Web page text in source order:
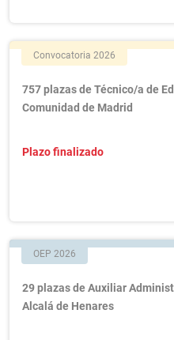
Convocatoria 2026
757 plazas de Técnico/a de
Comunidad de Madrid
Plazo finalizado
OEP 2026
29 plazas de Auxiliar
Alcalá de Henares